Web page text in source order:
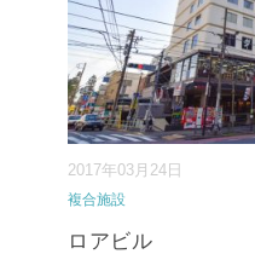
2017年03月24日
複合施設
ロアビル